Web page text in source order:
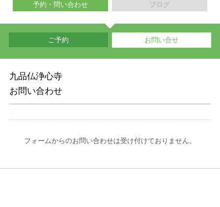
ブログ
予約・問い合わせ
ご予約 お問い合せ
九品仏浄心寺
お問い合わせ
フォームからのお問い合わせは受け付けておりません。